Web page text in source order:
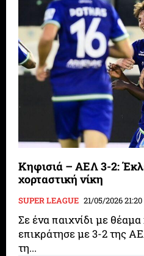
Κηφισιά – ΑΕΛ 3-2:
χορταστική νίκη
SUPER LEAGUE 21/05/2026 21:20
Σε ένα παιχνίδι με
επικράτησε με 3-2 της
τη...